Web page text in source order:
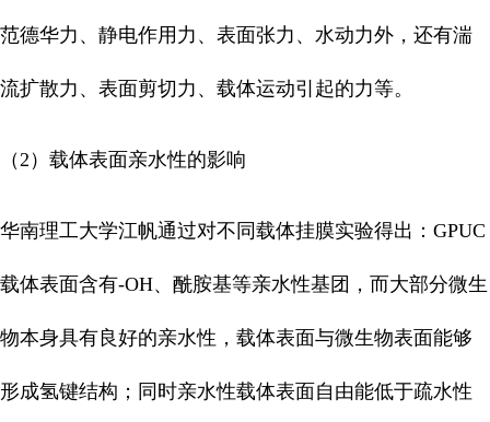
范德华力、静电作用力、表面张力、水动力外，还有湍
流扩散力、表面剪切力、载体运动引起的力等。
（2）载体表面亲水性的影响
华南理工大学江帆通过对不同载体挂膜实验得出：GPUC
载体表面含有-OH、酰胺基等亲水性基团，而大部分微生
物本身具有良好的亲水性，载体表面与微生物表面能够
形成氢键结构；同时亲水性载体表面自由能低于疏水性